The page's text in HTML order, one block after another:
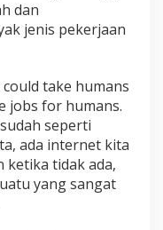
dan
jenis pekerjaan
take humans
jobs for humans.
seperti
ada internet kita
ketika tidak ada,
yang sangat